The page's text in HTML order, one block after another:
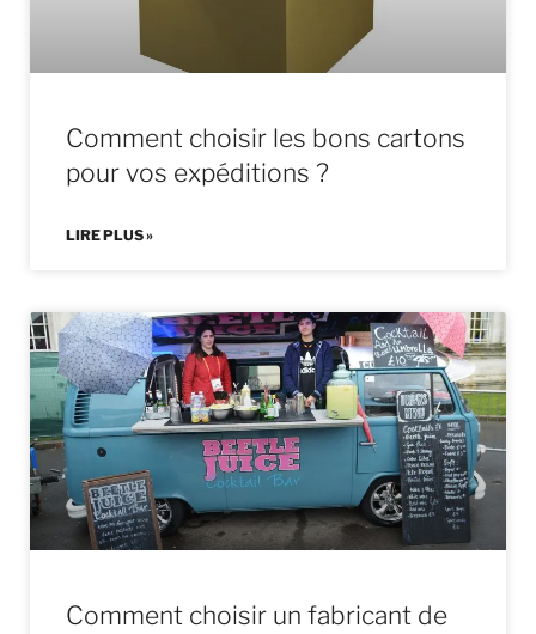
Comment choisir les bons cartons
pour vos expéditions ?
LIRE PLUS »
Comment choisir un fabricant de